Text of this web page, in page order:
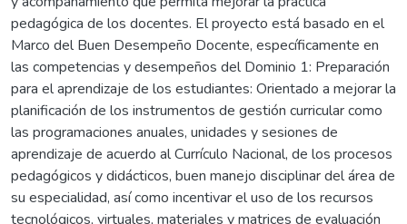
pedagógica de los docentes. El proyecto está basado en el
Marco del Buen Desempeño Docente, específicamente en
las competencias y desempeños del Dominio 1: Preparación
para el aprendizaje de los estudiantes: Orientado a mejorar la
planificación de los instrumentos de gestión curricular como
las programaciones anuales, unidades y sesiones de
aprendizaje de acuerdo al Currículo Nacional, de los procesos
pedagógicos y didácticos, buen manejo disciplinar del área de
su especialidad, así como incentivar el uso de los recursos
tecnológicos, virtuales, materiales y matrices de evaluación